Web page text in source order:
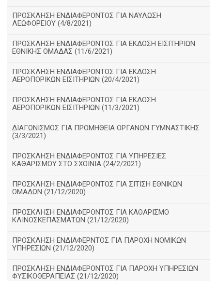
ΠΡΟΣΚΛΗΣΗ ΕΝΔΙΑΦΕΡΟΝΤΟΣ ΓΙΑ ΝΑΥΛΩΣΗ
ΛΕΩΦΟΡΕΙΟΥ (4/8/2021)
ΠΡΟΣΚΛΗΣΗ ΕΝΔΙΑΦΕΡΟΝΤΟΣ ΓΙΑ ΕΚΔΟΣΗ ΕΙΣΙΤΗΡΙΩΝ
ΕΘΝΙΚΗΣ ΟΜΑΔΑΣ (11/6/2021)
ΠΡΟΣΚΛΗΣΗ ΕΝΔΙΑΦΕΡΟΝΤΟΣ ΓΙΑ ΕΚΔΟΣΗ
ΑΕΡΟΠΟΡΙΚΩΝ ΕΙΣΙΤΗΡΙΩΝ (20/4/2021)
ΠΡΟΣΚΛΗΣΗ ΕΝΔΙΑΦΕΡΟΝΤΟΣ ΓΙΑ ΕΚΔΟΣΗ
ΑΕΡΟΠΟΡΙΚΩΝ ΕΙΣΙΤΗΡΙΩΝ (11/3/2021)
ΔΙΑΓΩΝΙΣΜΟΣ ΓΙΑ ΠΡΟΜΗΘΕΙΑ ΟΡΓΑΝΩΝ ΓΥΜΝΑΣΤΙΚΗΣ
(3/3/2021)
ΠΡΟΣΚΛΗΣΗ ΕΝΔΙΑΦΕΡΟΝΤΟΣ ΓΙΑ ΥΠΗΡΕΣΙΕΣ
ΚΑΘΑΡΙΣΜΟΥ ΣΤΟ ΣΧΟΙΝΙΑ (24/2/2021)
ΠΡΟΣΚΛΗΣΗ ΕΝΔΙΑΦΕΡΟΝΤΟΣ ΓΙΑ ΣΙΤΙΣΗ ΕΘΝΙΚΩΝ
ΟΜΑΔΩΝ (21/12/2020)
ΠΡΟΣΚΛΗΣΗ ΕΝΔΙΑΦΕΡΟΝΤΟΣ ΓΙΑ ΚΑΘΑΡΙΣΜΟ
ΚΛΙΝΟΣΚΕΠΑΣΜΑΤΩΝ (21/12/2020)
ΠΡΟΣΚΛΗΣΗ ΕΝΔΙΑΦΕΡΝΤΟΣ ΓΙΑ ΠΑΡΟΧΗ ΝΟΜΙΚΩΝ
ΥΠΗΡΕΣΙΩΝ (21/12/2020)
ΠΡΟΣΚΛΗΣΗ ΕΝΔΙΑΦΕΡΟΝΤΟΣ ΓΙΑ ΠΑΡΟΧΗ ΥΠΗΡΕΣΙΩΝ
ΦΥΣΙΚΟΘΕΡΑΠΕΙΑΣ (21/12/2020)